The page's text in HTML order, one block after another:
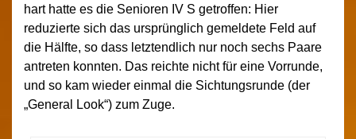
hart hatte es die Senioren IV S getroffen: Hier
reduzierte sich das ursprünglich gemeldete Feld auf
die Hälfte, so dass letztendlich nur noch sechs Paare
antreten konnten. Das reichte nicht für eine Vorrunde,
und so kam wieder einmal die Sichtungsrunde (der
„General Look“) zum Zuge.